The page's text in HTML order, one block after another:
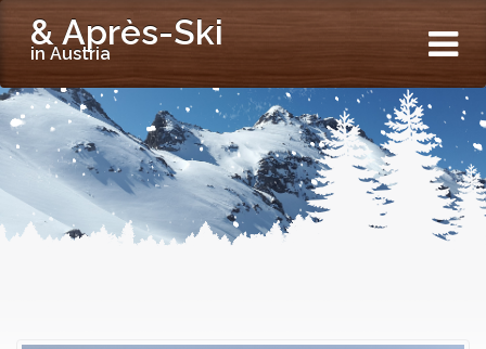
& Après-Ski
in Austria